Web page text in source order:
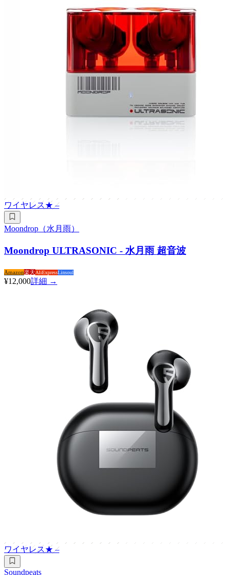
ワイヤレス★–
Moondrop（水月雨）
Moondrop ULTRASONIC - 水月雨 超音波
Amazon楽天AliExpressLinsoul
¥12,000詳細 →
ワイヤレス★–
Soundpeats